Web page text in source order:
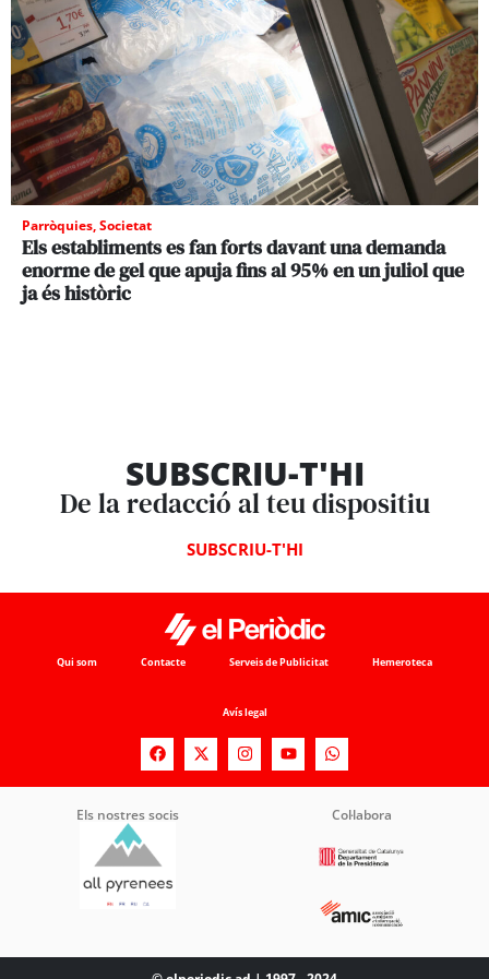
Parròquies,Societat
Els establiments es fan forts davant una demanda
enorme de gel que apuja fins al 95% en un juliol que
ja és històric
SUBSCRIU-T'HI
De la redacció al teu dispositiu
SUBSCRIU-T'HI
Qui som Contacte Serveis de Publicitat Hemeroteca
Avís legal
Els nostres socis Col·labora